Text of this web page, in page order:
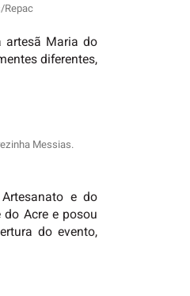
Repac
artesã Maria do
diferentes,
Messias.
e do
Acre e posou
do evento,